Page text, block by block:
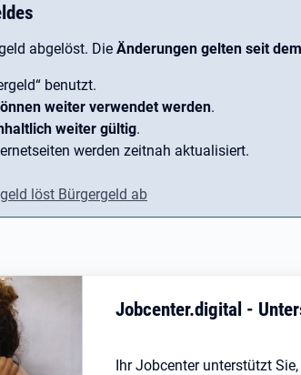
abgelöst. Die Änderungen gelten seit
benutzt.
weiter verwendet werden.
weiter gültig.
werden zeitnah aktualisiert.
löst Bürgergeld ab
Jobcenter.digital -
Ihr Jobcenter unterstützt